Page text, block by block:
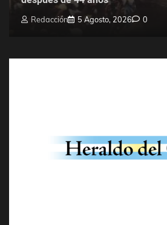
Redacción 5 Agosto, 2026 0